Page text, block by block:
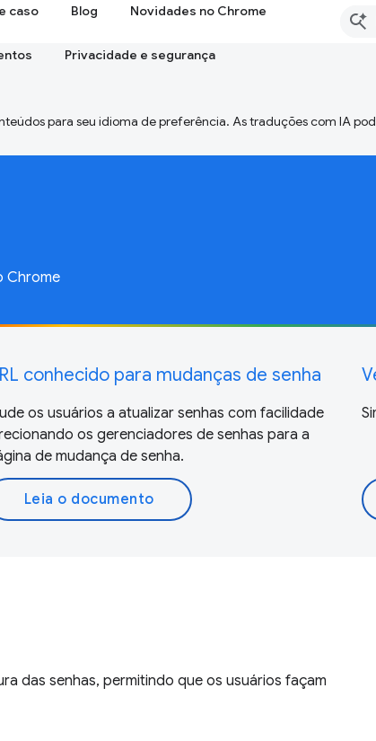
caso Blog Novidades no Chrome
Privacidade e segurança
para seu idioma de preferência. As traduções com IA
Chrome
conhecido para mudanças de senha
os usuários a atualizar senhas com facilidade
os gerenciadores de senhas para a
de mudança de senha.
Leia o documento
das senhas, permitindo que os usuários façam